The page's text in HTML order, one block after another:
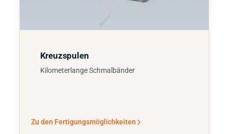
Kreuzspulen
Kilometerlange Schmalbänder
Zu den Fertigungsmöglichkeiten